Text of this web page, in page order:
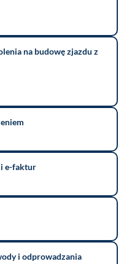
na budowę zjazdu z
e-faktur
i odprowadzania